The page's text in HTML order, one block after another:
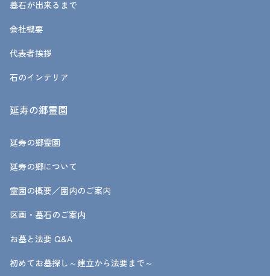
墓石が出来るまで
会社概要
代表者挨拶
石のインテリア
延寿の郷霊園
延寿の郷霊園
延寿の郷について
霊園の概要／園内のご案内
区画・墓石のご案内
お墓と法要 Q&A
初めてお墓探し～建立から法要まで～